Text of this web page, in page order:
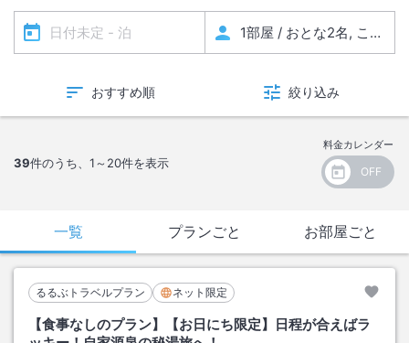
おすすめ順 絞り込み
39件のうち、 1～20件を表示
料金カレンダー
一覧 プランごと お部屋ごと
るるぶトラベルプラン ネット限定
【食事なしのプラン】【お日にち限定】日程が合えばラ